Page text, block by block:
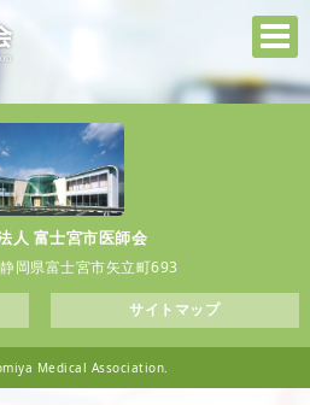
人 富士宮市医師会
岡県富士宮市矢立町693
サイトマップ
Medical Association.